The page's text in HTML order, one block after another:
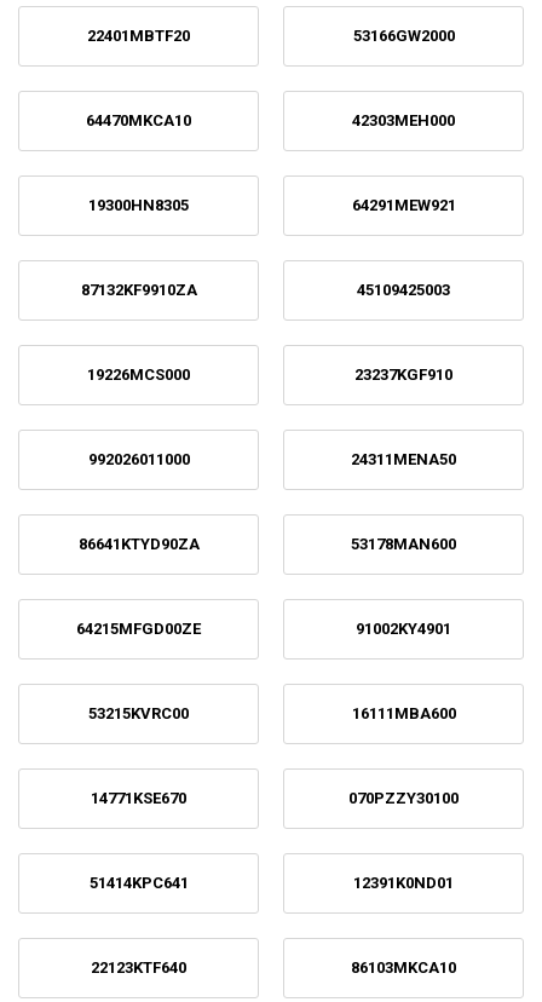
22401MBTF20 53166GW2000
64470MKCA10 42303MEH000
19300HN8305 64291MEW921
87132KF9910ZA 45109425003
19226MCS000 23237KGF910
992026011000 24311MENA50
86641KTYD90ZA 53178MAN600
64215MFGD00ZE 91002KY4901
53215KVRC00 16111MBA600
14771KSE670 070PZZY30100
51414KPC641 12391K0ND01
22123KTF640 86103MKCA10